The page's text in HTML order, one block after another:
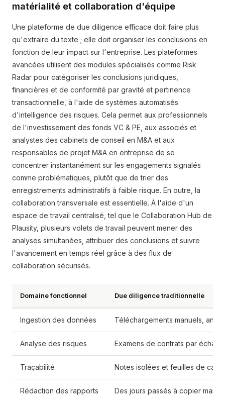
matérialité et collaboration d'équipe
Une plateforme de due diligence efficace doit faire plus
qu'extraire du texte ; elle doit organiser les conclusions en
fonction de leur impact sur l'entreprise. Les plateformes
avancées utilisent des modules spécialisés comme Risk
Radar pour catégoriser les conclusions juridiques,
financières et de conformité par gravité et pertinence
transactionnelle, à l'aide de systèmes automatisés
d'intelligence des risques. Cela permet aux professionnels
de l'investissement des fonds VC & PE, aux associés et
analystes des cabinets de conseil en M&A et aux
responsables de projet M&A en entreprise de se
concentrer instantanément sur les engagements signalés
comme problématiques, plutôt que de trier des
enregistrements administratifs à faible risque. En outre, la
collaboration transversale est essentielle. À l'aide d'un
espace de travail centralisé, tel que le Collaboration Hub de
Plausity, plusieurs volets de travail peuvent mener des
analyses simultanées, attribuer des conclusions et suivre
l'avancement en temps réel grâce à des flux de
collaboration sécurisés.
Domaine fonctionnel Due diligence traditionnelle
Ingestion des données Téléchargements manuels,
Analyse des risques Examens de contrats par
Traçabilité Notes isolées et feuilles de
Rédaction des rapports Des jours passés à copier